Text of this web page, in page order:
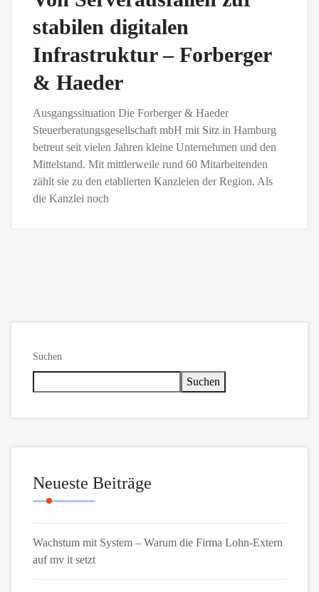
stabilen digitalen
Infrastruktur – Forberger
& Haeder
Ausgangssituation Die Forberger & Haeder
Steuerberatungsgesellschaft mbH mit Sitz in Hamburg
betreut seit vielen Jahren kleine Unternehmen und den
Mittelstand. Mit mittlerweile rund 60 Mitarbeitenden
zählt sie zu den etablierten Kanzleien der Region. Als
die Kanzlei noch
Suchen
Suchen
Neueste Beiträge
Wachstum mit System – Warum die Firma Lohn-Extern
auf mv it setzt